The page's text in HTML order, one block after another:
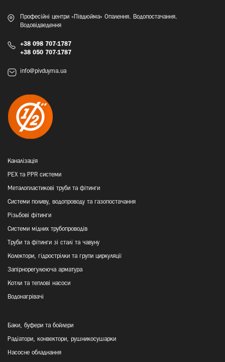
Професійні центри «Півдюйма» Опалення. Водопостачання.
Водовідведення
+38 098 707-1787
+38 050 707-1787
info@pivduyma.ua
Каналізація
PEX та PPR системи
Металопластикові труби та фітинги
Системи поливу, водопроводу та газопостачання
Різьбові фітинги
Системи мідних трубопроводів
Труби та фітинги зі сталі та чавуну
Колектори, гідрострілки та групи циркуляції
Запірнорегулююча арматура
Котли та теплові насоси
Водонагрівачі
Баки, буфери та бойлери
Радіатори, конвектори, рушникосушарки
Насосне обладнання